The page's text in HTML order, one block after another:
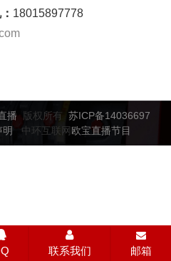
18015897778
播 版权所有 苏ICP备14036697
明 中环互联网 欧宝直播节目
联系我们 邮箱